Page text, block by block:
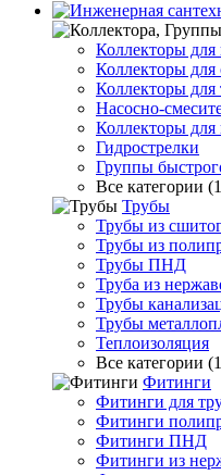
Коллекторы
Коллекторы для
Коллекторы для
Насосно-
Коллекторы для
Гидрострелки
Группы
Все категории
Трубы
Трубы из
Трубы из
Трубы ПНД
Труба из
Трубы
Трубы
Теплоизоляция
Все категории
Фитинги
Фитинги для
Фитинги
Фитинги ПНД
Фитинги из